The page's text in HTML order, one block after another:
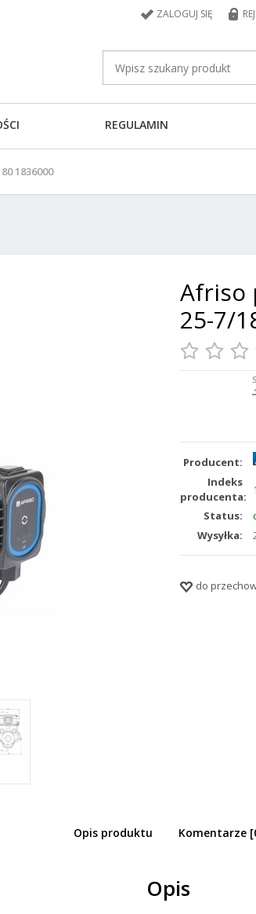
ZALOGUJ SIĘ
REGULAMIN
1836000
Afriso
25-7/
Producent:
Indeks
producenta:
Status:
Wysyłka:
do
APH 360 25-7/180
Opis produktu Komentarze
Opis